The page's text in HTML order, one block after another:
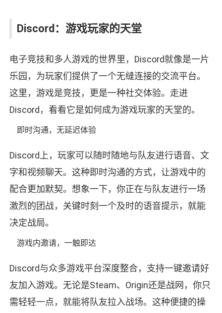
Discord：游戏玩家的天堂
电子竞技和多人游戏的世界里，Discord就像是一片
乐园，为玩家们提供了一个无缝连接的交流平台。
这里，游戏是竞技，更是一种社交体验。走进
Discord，看看它是如何成为游戏玩家的天堂的。
即时沟通，无延迟体验
Discord上，玩家可以随时随地与队友进行语音、文
字和视频聊天。这种即时沟通的方式，让游戏中的
配合更加默契。想象一下，你正在与队友进行一场
激烈的团战，关键时刻一个及时的语音提示，就能
决定战局。
游戏内邀请，一触即达
Discord与众多游戏平台深度整合，支持一键邀请好
友加入游戏。无论是Steam、Origin还是战网，你只
需轻轻一点，就能将队友拉入战场。这种便捷的操